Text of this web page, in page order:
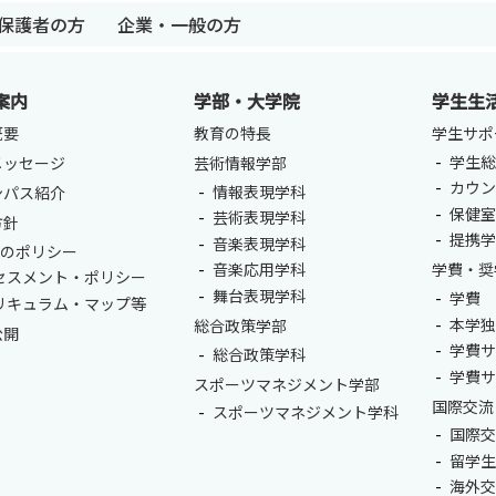
保護者の方 企業・一般の
護者の方 企業・一般の方
内
セージ
ス紹介
ポリシー
スメント・ポリシー
キュラム・マップ等
学部・大学院
教育の特長
芸術情報学部
情報表現学科
芸術表現学科
音楽表現学科
音楽応用学科
舞台表現学科
総合政策学部
総合政策学科
スポーツマネジメント学部
スポーツマネジメント学科
学生生
学生サ
学生
カウ
保健室
提携
学費・
学費
本学
学費
学費
国際交流
国際
留学
海外